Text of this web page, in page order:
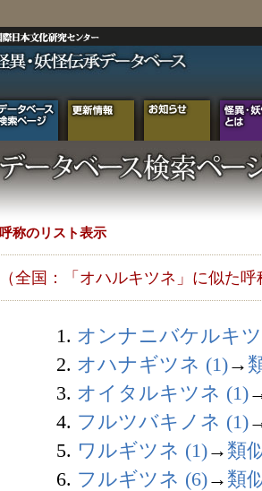
呼称のリスト表示
（全国：「オハルキツネ」に似た呼
1. オンナニバケルキ
2. オハナギツネ (1)→
3. オイタルキツネ (1)
4. フルツバキノネ (1)
5. ワルギツネ (1)→ 類
6. フルギツネ (6)→ 類